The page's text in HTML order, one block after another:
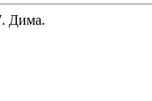
Дима.